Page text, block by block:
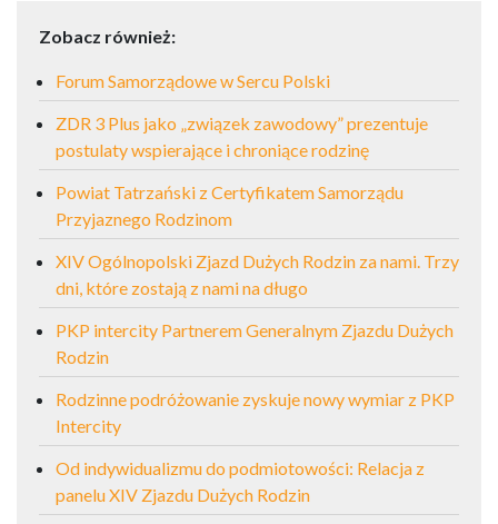
Zobacz również:
Forum Samorządowe w Sercu Polski
ZDR 3 Plus jako „związek zawodowy” prezentuje
postulaty wspierające i chroniące rodzinę
Powiat Tatrzański z Certyfikatem Samorządu
Przyjaznego Rodzinom
XIV Ogólnopolski Zjazd Dużych Rodzin za nami. Trzy
dni, które zostają z nami na długo
PKP intercity Partnerem Generalnym Zjazdu Dużych
Rodzin
Rodzinne podróżowanie zyskuje nowy wymiar z PKP
Intercity
Od indywidualizmu do podmiotowości: Relacja z
panelu XIV Zjazdu Dużych Rodzin